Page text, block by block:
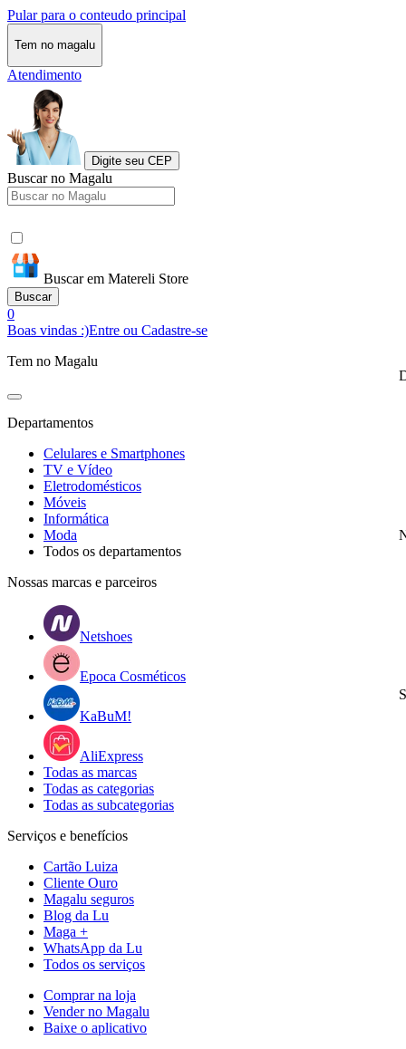
Pular para o conteudo principal
Tem no magalu
Atendimento
Digite seu CEP
Buscar no Magalu
Buscar em Matereli Store
Buscar
0
Boas vindas :)Entre ou Cadastre-se
Tem no Magalu
Departamentos
Celulares e Smartphones
TV e Vídeo
Eletrodomésticos
Móveis
Informática
Moda
Todos os departamentos
Nossas marcas e parceiros
Netshoes
Epoca Cosméticos
KaBuM!
AliExpress
Todas as marcas
Todas as categorias
Todas as subcategorias
Serviços e benefícios
Cartão Luiza
Cliente Ouro
Magalu seguros
Blog da Lu
Maga +
WhatsApp da Lu
Todos os serviços
Comprar na loja
Vender no Magalu
Baixe o aplicativo